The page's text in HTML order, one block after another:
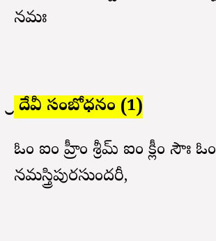
నమః
శ్రీ దేవీ సంబోధనం (1)
ఓం ఐం హ్రీం శ్రీమ్ ఐం క్లీం సౌః ఓం
నమస్త్రిపురసుందరీ,